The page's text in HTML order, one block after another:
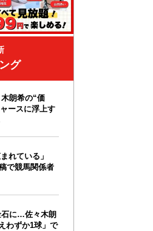
グ
朗希の“価
ースに浮上す
れている」
で競馬関係者
石に…佐々木朗
わずか1球」で